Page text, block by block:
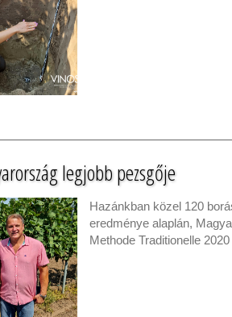
legjobb pezsgője
Hazánkban közel 120
eredménye alaplán,
Methode Traditionelle 2020